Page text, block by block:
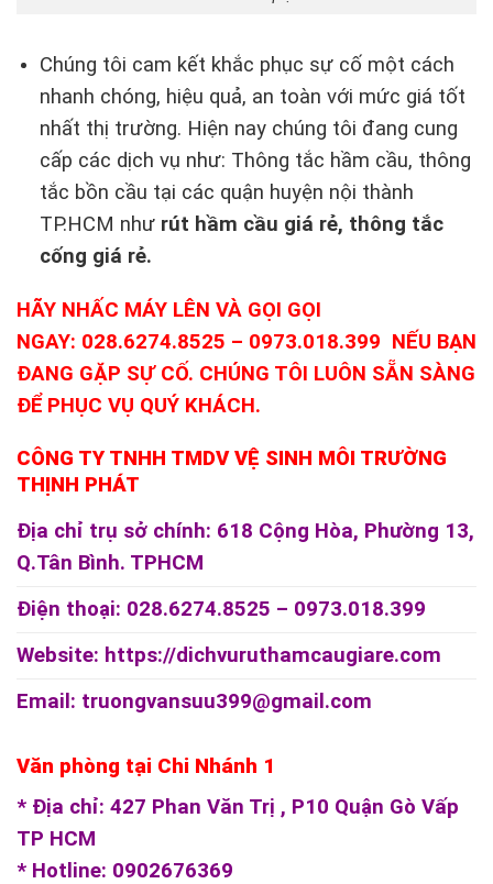
Chúng tôi cam kết khắc phục sự cố một cách
nhanh chóng, hiệu quả, an toàn với mức giá tốt
nhất thị trường. Hiện nay chúng tôi đang cung
cấp các dịch vụ như: Thông tắc hầm cầu, thông
tắc bồn cầu tại các quận huyện nội thành
TP.HCM như rút hầm cầu giá rẻ, thông tắc
cống giá rẻ.
HÃY NHẤC MÁY LÊN VÀ GỌI GỌI
NGAY: 028.6274.8525 – 0973.018.399 NẾU BẠN
ĐANG GẶP SỰ CỐ. CHÚNG TÔI LUÔN SẴN SÀNG
ĐỂ PHỤC VỤ QUÝ KHÁCH.
CÔNG TY TNHH TMDV VỆ SINH MÔI TRƯỜNG
THỊNH PHÁT
Địa chỉ trụ sở chính: 618 Cộng Hòa, Phường 13,
Q.Tân Bình. TPHCM
Điện thoại: 028.6274.8525 – 0973.018.399
Website: https://dichvuruthamcaugiare.com
Email: truongvansuu399@gmail.com
Văn phòng tại Chi Nhánh 1
* Địa chỉ: 427 Phan Văn Trị , P10 Quận Gò Vấp
TP HCM
* Hotline: 0902676369